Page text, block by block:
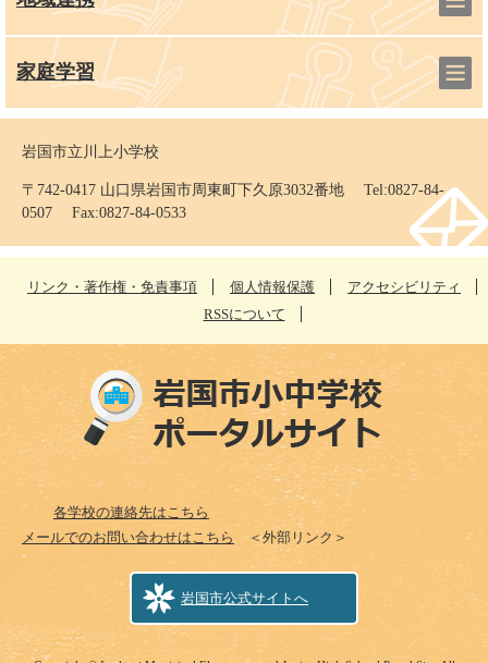
家庭学習
岩国市立川上小学校
〒742-0417 山口県岩国市周東町下久原3032番地 Tel:0827-84-
0507 Fax:0827-84-0533
リンク・著作権・免責事項 個人情報保護
アクセシビリティ
RSSについて
各学校の連絡先はこちら
メールでのお問い合わせはこちら
＜外部リンク＞
岩国市公式サイトへ